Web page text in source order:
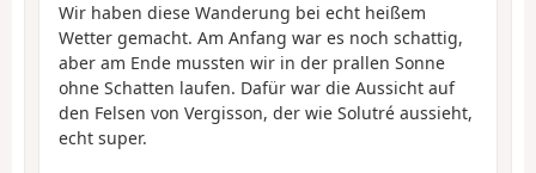
Wir haben diese Wanderung bei echt heißem
Wetter gemacht. Am Anfang war es noch schattig,
aber am Ende mussten wir in der prallen Sonne
ohne Schatten laufen. Dafür war die Aussicht auf
den Felsen von Vergisson, der wie Solutré aussieht,
echt super.